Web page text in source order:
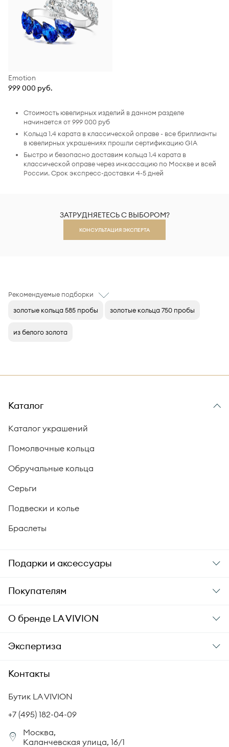
Emotion
999 000 руб.
Стоимость ювелирных изделий в данном разделе
начинается от 999 000 руб
Кольца 1.4 карата в классической оправе - все бриллианты
в ювелирных украшениях прошли сертификацию GIA
Быстро и безопасно доставим кольца 1.4 карата в
классической оправе через инкассацию по Москве и всей
России. Срок экспресс-доставки 4-5 дней
ЗАТРУДНЯЕТЕСЬ С ВЫБОРОМ?
КОНСУЛЬТАЦИЯ ЭКСПЕРТА
Рекомендуемые подборки
золотые кольца 585 пробы
золотые кольца 750 пробы
из белого золота
Каталог
Каталог украшений
Помолвочные кольца
Обручальные кольца
Серьги
Подвески и колье
Браслеты
Подарки и аксессуары
Подарки
Уход за украшениями
Аксессуары
Покупателям
Заказ и оплата
Гарантия подлинности
Комплект документов
Политика возврата
Сертификация бриллиантов
Юридическая информация
О бренде LA VIVION
О компании
СМИ о нас
Корпоративный портал
Экспертиза
Академия LA VIVION
Статьи
Контакты
Бутик LA VIVION
+7 (495) 182-04-09
Москва,
Каланчевская улица, 16/1